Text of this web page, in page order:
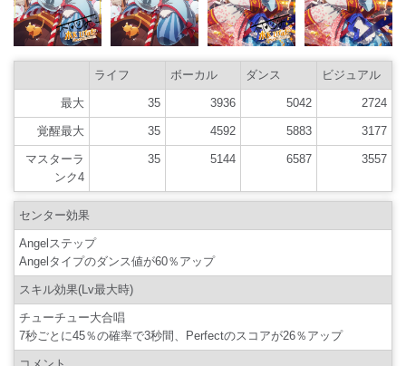
ライフ ボーカル ダンス ビジュアル
最大 35 3936 5042 2724
覚醒最大 35 4592 5883 3177
マスターラ
ンク4
35 5144 6587 3557
センター効果
Angelステップ
Angelタイプのダンス値が60％アップ
スキル効果(Lv最大時)
チューチュー大合唱
7秒ごとに45％の確率で3秒間、Perfectのスコアが26％アップ